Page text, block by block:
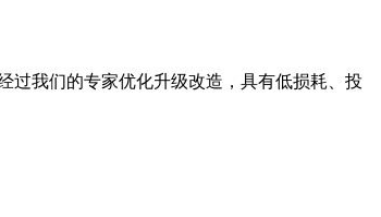
过我们的专家优化升级改造，具有低损耗、投